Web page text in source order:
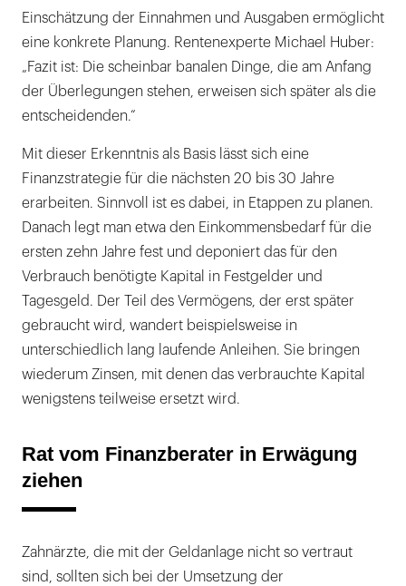
Einschätzung der Einnahmen und Ausgaben ermöglicht
eine konkrete Planung. Rentenexperte Michael Huber:
„Fazit ist: Die scheinbar banalen Dinge, die am Anfang
der Überlegungen stehen, erweisen sich später als die
entscheidenden.“
Mit dieser Erkenntnis als Basis lässt sich eine
Finanzstrategie für die nächsten 20 bis 30 Jahre
erarbeiten. Sinnvoll ist es dabei, in Etappen zu planen.
Danach legt man etwa den Einkommensbedarf für die
ersten zehn Jahre fest und deponiert das für den
Verbrauch benötigte Kapital in Festgelder und
Tagesgeld. Der Teil des Vermögens, der erst später
gebraucht wird, wandert beispielsweise in
unterschiedlich lang laufende Anleihen. Sie bringen
wiederum Zinsen, mit denen das verbrauchte Kapital
wenigstens teilweise ersetzt wird.
Rat vom Finanzberater in Erwägung
ziehen
Zahnärzte, die mit der Geldanlage nicht so vertraut
sind, sollten sich bei der Umsetzung der